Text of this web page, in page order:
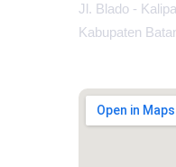
Jl. Blado -
Kabupaten